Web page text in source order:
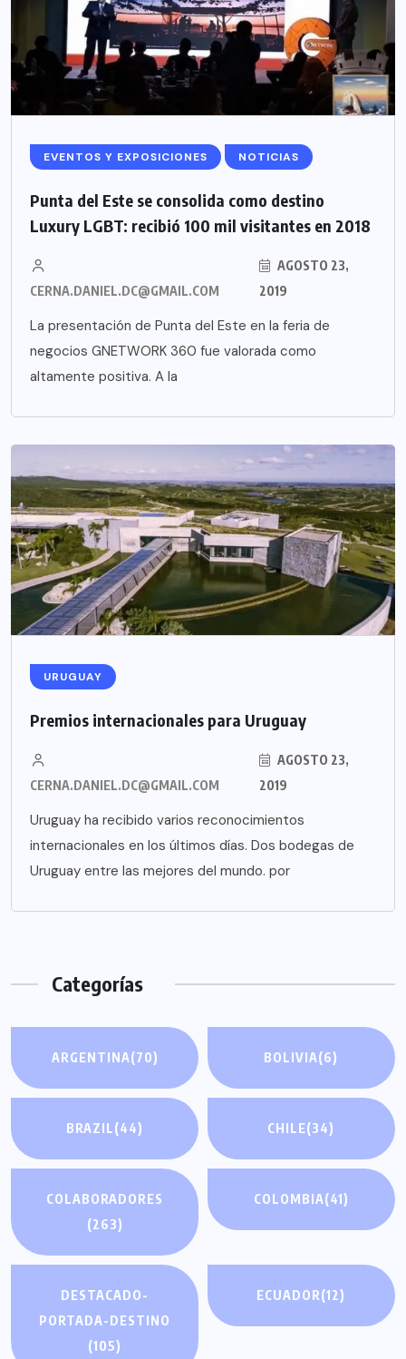
EVENTOS Y EXPOSICIONES NOTICIAS
Punta del Este se consolida como destino
Luxury LGBT: recibió 100 mil visitantes en 2018
CERNA.DANIEL.DC@GMAIL.COM
AGOSTO 23,
2019
La presentación de Punta del Este en la feria de
negocios GNETWORK 360 fue valorada como
altamente positiva. A la
URUGUAY
Premios internacionales para Uruguay
CERNA.DANIEL.DC@GMAIL.COM
AGOSTO 23,
2019
Uruguay ha recibido varios reconocimientos
internacionales en los últimos días. Dos bodegas de
Uruguay entre las mejores del mundo. por
Categorías
ARGENTINA(70) BOLIVIA(6)
BRAZIL(44) CHILE(34)
COLABORADORES
(263)
COLOMBIA(41)
DESTACADO-
PORTADA-DESTINO
(105)
ECUADOR(12)